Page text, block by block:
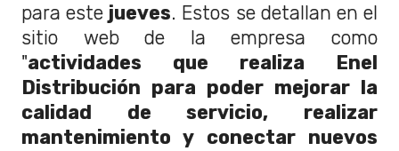
para este jueves. Estos se detallan en el
sitio web de la empresa como
"actividades que realiza Enel
Distribución para poder mejorar la
calidad de servicio, realizar
mantenimiento y conectar nuevos